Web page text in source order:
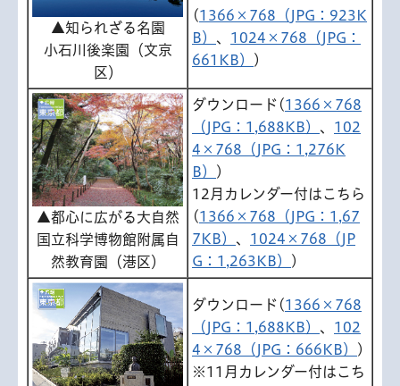
▲知られざる名園
小石川後楽園（文京
区）
(1366×768（JPG：923K
B） 、 1024×768（JPG：
661KB）
)
▲都心に広がる大自然
国立科学博物館附属自
然教育園（港区）
ダウンロード(1366×768
（JPG：1,688KB） 、 102
4×768（JPG：1,276K
B）
)
12月カレンダー付はこちら
(1366×768（JPG：1,67
7KB） 、 1024×768（JP
G：1,263KB）
)
ダウンロード(1366×768
（JPG：1,688KB） 、 102
4×768（JPG：666KB）
)
※11月カレンダー付はこち